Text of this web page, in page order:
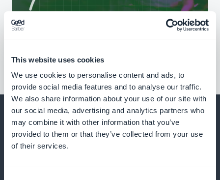
This website uses cookies
We use cookies to personalise content and ads, to
provide social media features and to analyse our traffic.
We also share information about your use of our site with
our social media, advertising and analytics partners who
may combine it with other information that you’ve
provided to them or that they’ve collected from your use
of their services.
Und vieles mehr